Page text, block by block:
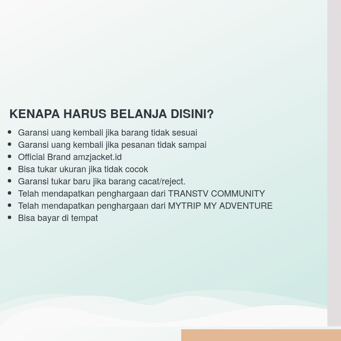
KENAPA HARUS BELANJA DISINI?
Garansi uang kembali jika barang tidak sesuai
Garansi uang kembali jika pesanan tidak sampai
Official Brand amzjacket.id
Bisa tukar ukuran jika tidak cocok
Garansi tukar baru jika barang cacat/reject.
Telah mendapatkan penghargaan dari TRANSTV COMMUNITY
Telah mendapatkan penghargaan dari MYTRIP MY ADVENTURE
Bisa bayar di tempat